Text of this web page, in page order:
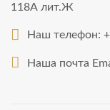
118А лит.Ж
Наш телефон:
Наша почта